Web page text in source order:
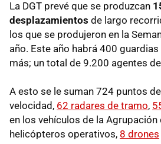
La DGT prevé que se produzcan
desplazamientos de largo
los que se produjeron en la
año. Este año habrá 400
más; un total de 9.200 agentes
A esto se le suman 724 puntos
velocidad, 62 radares de tramo,
en los vehículos de la Agrupación
helicópteros operativos, 8 drones